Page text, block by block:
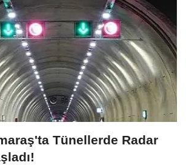
Tünellerde Radar